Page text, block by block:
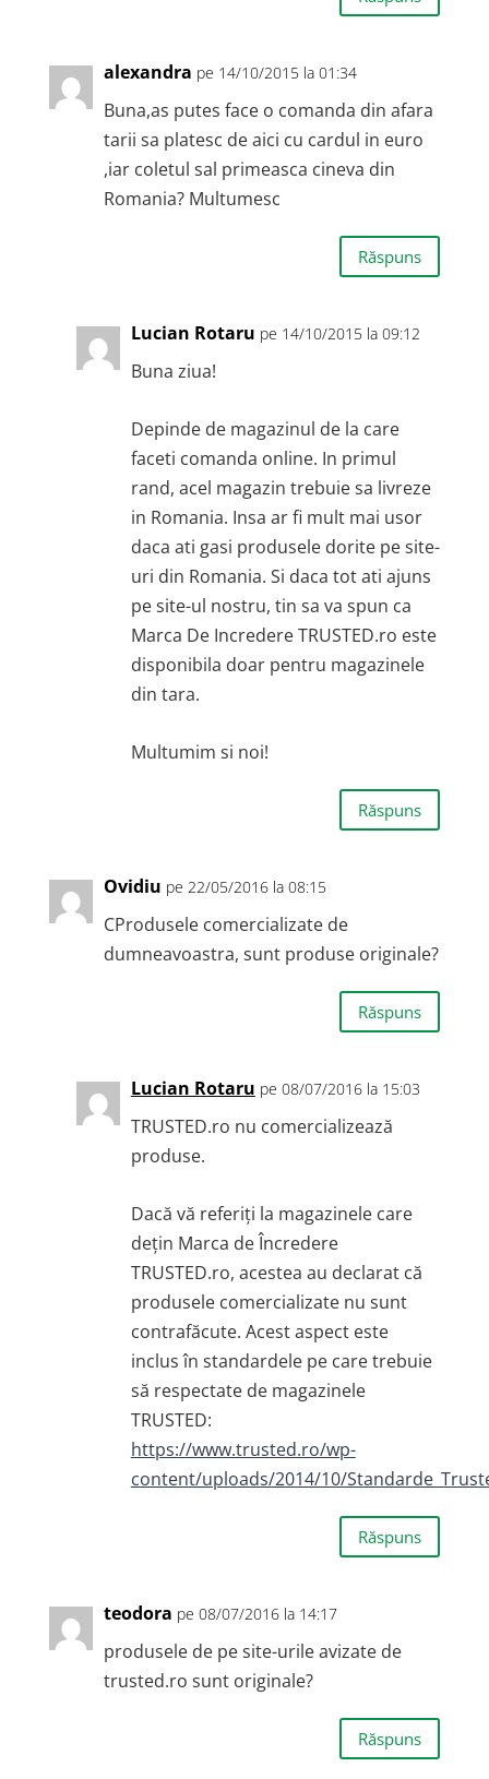
alexandra pe 14/10/2015 la 01:34
Buna,as putes face o comanda din afara
tarii sa platesc de aici cu cardul in euro
,iar coletul sal primeasca cineva din
Romania? Multumesc
Răspuns
Lucian Rotaru pe 14/10/2015 la 09:12
Buna ziua!
Depinde de magazinul de la care
faceti comanda online. In primul
rand, acel magazin trebuie sa livreze
in Romania. Insa ar fi mult mai usor
daca ati gasi produsele dorite pe site-
uri din Romania. Si daca tot ati ajuns
pe site-ul nostru, tin sa va spun ca
Marca De Incredere TRUSTED.ro este
disponibila doar pentru magazinele
din tara.
Multumim si noi!
Răspuns
Ovidiu pe 22/05/2016 la 08:15
CProdusele comercializate de
dumneavoastra, sunt produse originale?
Răspuns
Lucian Rotaru pe 08/07/2016 la 15:03
TRUSTED.ro nu comercializează
produse.
Dacă vă referiți la magazinele care
dețin Marca de Încredere
TRUSTED.ro, acestea au declarat că
produsele comercializate nu sunt
contrafăcute. Acest aspect este
inclus în standardele pe care trebuie
să respectate de magazinele
TRUSTED:
https://www.trusted.ro/wp-
content/uploads/2014/10/
Răspuns
teodora pe 08/07/2016 la 14:17
produsele de pe site-urile avizate de
trusted.ro sunt originale?
Răspuns